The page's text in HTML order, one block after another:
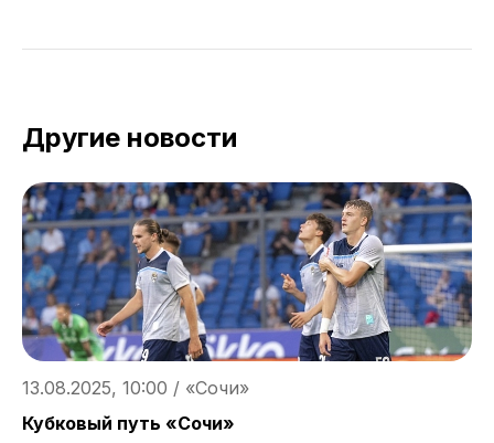
Другие новости
13.08.2025, 10:00 / «Сочи»
Кубковый путь «Сочи»